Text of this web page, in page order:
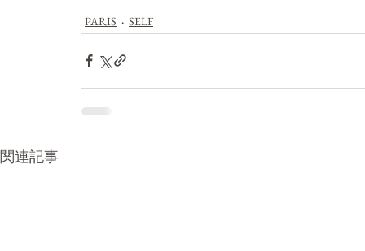
PARIS SELF
関連記事